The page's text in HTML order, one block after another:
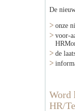
De
onze
voor-
de
Word
HR/